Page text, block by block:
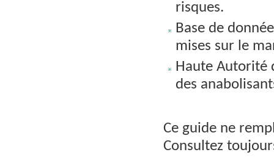
risques.
Base de
mises sur le
Haute Autorité
des
Ce guide ne
Consultez